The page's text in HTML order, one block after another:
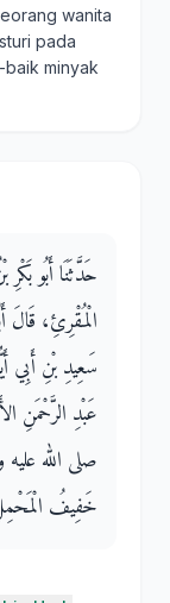
wanita
pada
minyak
حَدَّثَنَا أَبُو
الْمُقْرِئِ، قَالَ
سَعِيدِ بْنِ أَبِي
عَبْدِ الرَّحْمَنِ
صلى الله
خَفِيفُ